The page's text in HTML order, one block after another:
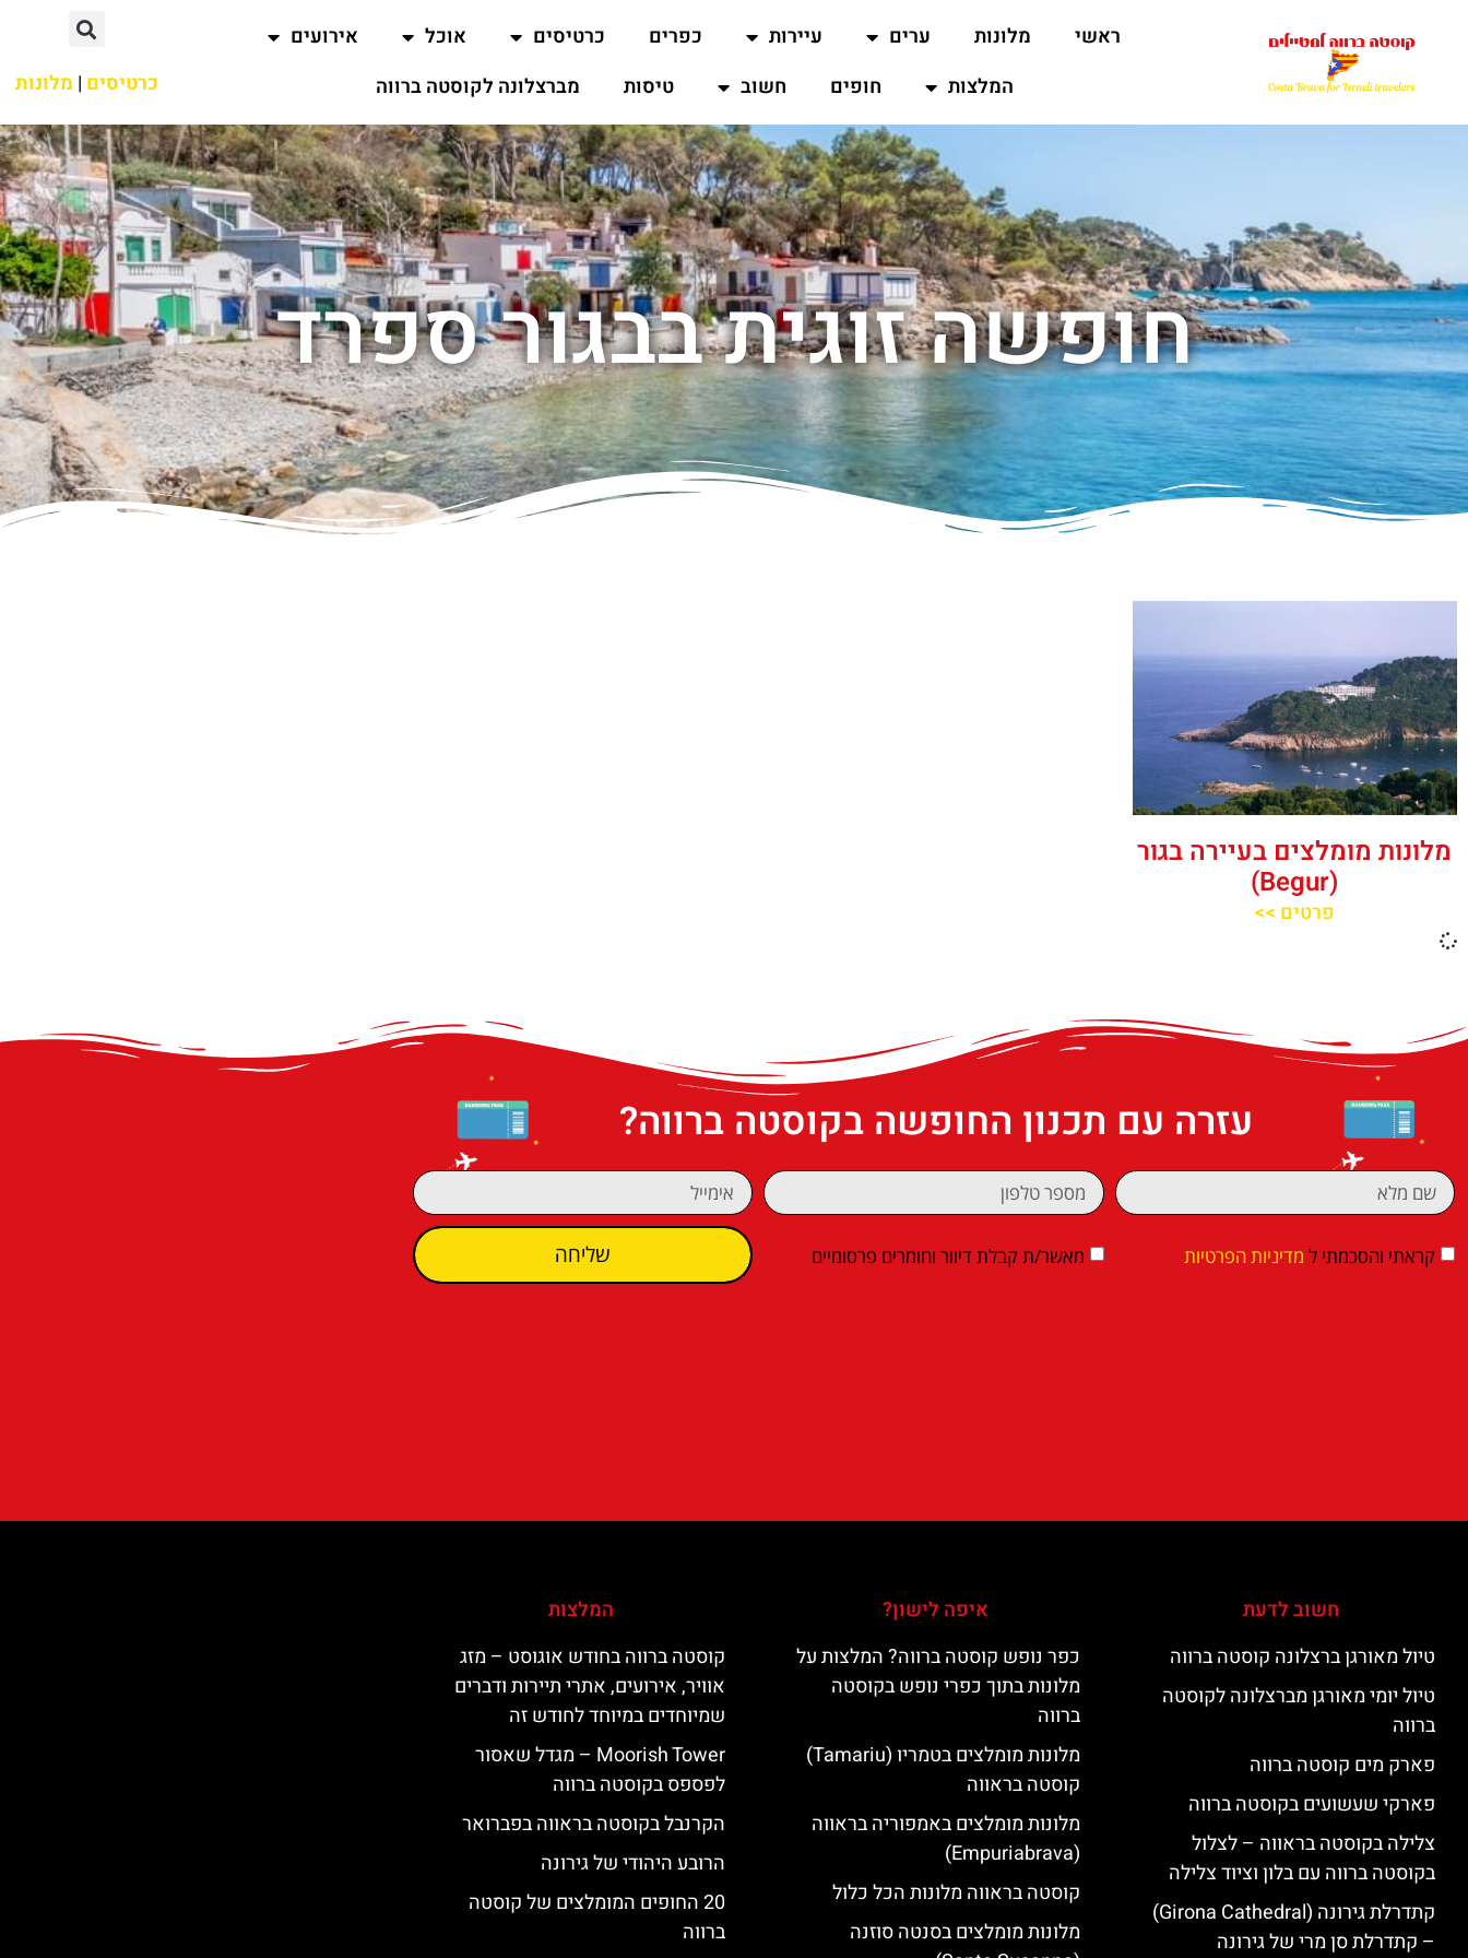
ראשי מלונות ערים עיירות כפרים כרטיסים אוכל
אירועים
המלצות
חופים חשוב טיסות מברצלונה לקוסטה ברווה כרטיסים | מלונות
חופשה זוגית בבגור ספרד
מלונות מומלצים בעיירה בגור
(Begur)
פרטים >>
עזרה עם תכנון החופשה בקוסטה ברווה?
קראתי והסכמתי ל מדיניות הפרטיות מאשר/ת קבלת דיוור וחומרים פרסומיים שליחה
חשוב לדעת
טיול מאורגן ברצלונה קוסטה ברווה
טיול יומי מאורגן מברצלונה לקוסטה
ברווה
פארק מים קוסטה ברווה
פארקי שעשועים בקוסטה ברווה
צלילה בקוסטה בראווה – לצלול
בקוסטה ברווה עם בלון וציוד צלילה
קתדרלת גירונה (Girona Cathedral)
– קתדרלת סן מרי של גירונה
איפה לישון?
כפר נופש קוסטה ברווה? המלצות על
מלונות בתוך כפרי נופש בקוסטה
ברווה
מלונות מומלצים בטמריו (Tamariu)
קוסטה בראווה
מלונות מומלצים באמפוריה בראווה
(Empuriabrava)
קוסטה בראווה מלונות הכל כלול
מלונות מומלצים בסנטה סוזנה
המלצות
קוסטה ברווה בחודש אוגוסט – מזג
אוויר, אירועים, אתרי תיירות ודברים
שמיוחדים במיוחד לחודש זה
‪‪Moorish Tower‬‬ – מגדל שאסור
לפספס בקוסטה ברווה
הקרנבל בקוסטה בראווה בפברואר
הרובע היהודי של גירונה
20 החופים המומלצים של קוסטה
ברווה